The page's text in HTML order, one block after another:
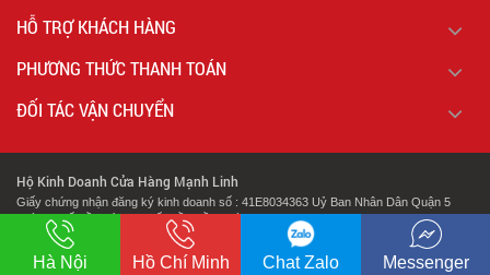
HỖ TRỢ KHÁCH HÀNG
PHƯƠNG THỨC THANH TOÁN
ĐỐI TÁC VẬN CHUYỂN
Hộ Kinh Doanh Cửa Hàng Mạnh Linh
Giấy chứng nhận đăng ký kinh doanh số : 41E8034363 Uỷ Ban Nhân Dân Quận 5
Thành Phố Hồ Chí Minh Cấp Lần Đầu Ngày : 07/02/2018.
Địa chỉ: 127 Cao Đạt Phường 1 Quận 5 Thành Phố Hồ Chí Minh
Hà Nội Hồ Chí Minh Chat Zalo Messenger